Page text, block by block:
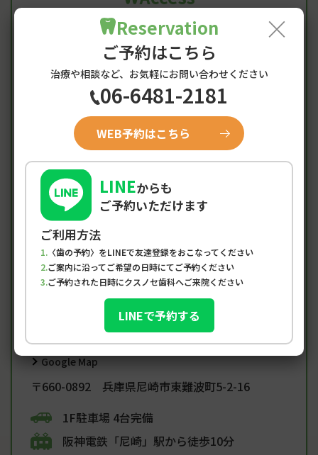
阪神尼崎駅からのアクセス・
診療時間
9:00-12:30 ● ● × ● ▲
14:00-19:00
土曜は9:00-15:00
初めての方、急患の方も随時受付中
※午前、午後ともに最終受付は診療時間の1時間前となり
ます。
※当院は予約制です。定休日…水曜・日曜・祝日
Google Map
〒660-0892 兵庫県尼崎市東難波町5-2-16
1F駐車場 4台完備
阪神電鉄「尼崎」駅から徒歩10分
×
Reservation
ご予約はこちら
治療や相談など、お気軽にお問い合わせください
06-6481-2181
WEB予約はこちら
LINEからも
ご予約いただけます
ご利用方法
〈歯の予約〉をLINEで友達登録をおこなってください
ご案内に沿ってご希望の日時にてご予約ください
ご予約された日時にクスノセ歯科へご来院ください
LINEで予約する